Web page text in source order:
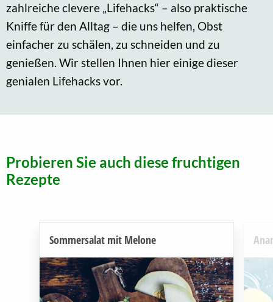
zahlreiche clevere „Lifehacks“ – also praktische
Kniffe für den Alltag – die uns helfen, Obst
einfacher zu schälen, zu schneiden und zu
genießen. Wir stellen Ihnen hier einige dieser
genialen Lifehacks vor.
Probieren Sie auch diese fruchtigen
Rezepte
Sommersalat mit Melone